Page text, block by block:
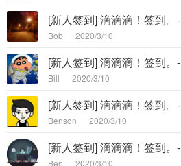
[新人签到] 滴滴滴！签到。-
Bob 2020/3/10
[新人签到] 滴滴滴！签到。-
Bill 2020/3/10
[新人签到] 滴滴滴！签到。-
Benson 2020/3/10
[新人签到] 滴滴滴！签到。-
Ben 2020/3/10